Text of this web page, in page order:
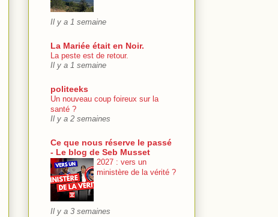
Il y a 1 semaine
La Mariée était en Noir.
La peste est de retour.
Il y a 1 semaine
politeeks
Un nouveau coup foireux sur la
santé ?
Il y a 2 semaines
Ce que nous réserve le passé
- Le blog de Seb Musset
2027 : vers un
ministère de la vérité ?
Il y a 3 semaines